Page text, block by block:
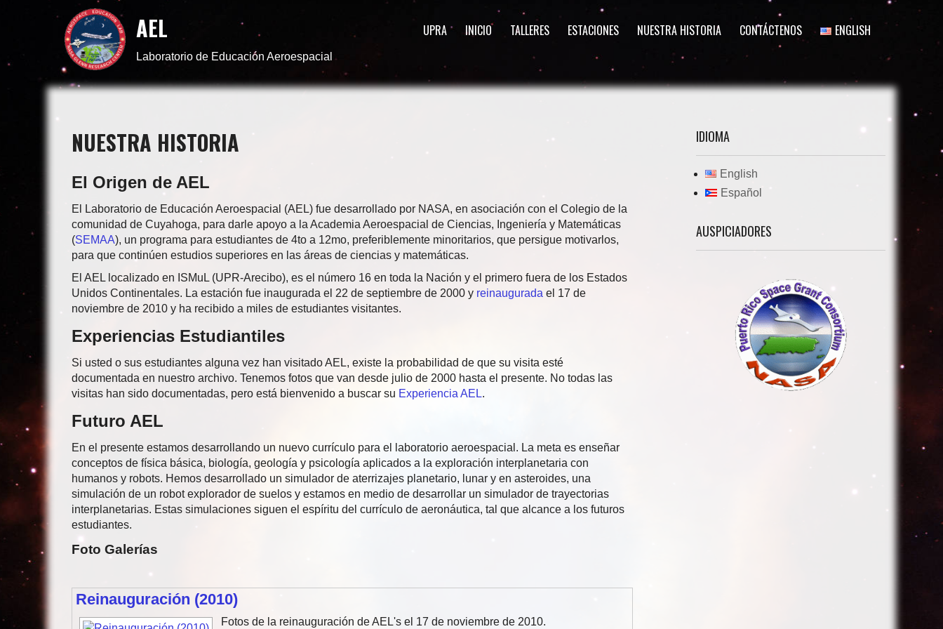
AEL
Laboratorio de Educación Aeroespacial
UPRA INICIO TALLERES ESTACIONES NUESTRA HISTORIA CONTÁCTENOS ENGLISH
NUESTRA HISTORIA
El Origen de AEL
El Laboratorio de Educación Aeroespacial (AEL) fue desarrollado por NASA, en asociación con el Colegio de la
comunidad de Cuyahoga, para darle apoyo a la Academia Aeroespacial de Ciencias, Ingeniería y Matemáticas
(SEMAA), un programa para estudiantes de 4to a 12mo, preferiblemente minoritarios, que persigue motivarlos,
para que continúen estudios superiores en las áreas de ciencias y matemáticas.
El AEL localizado en ISMuL (UPR-Arecibo), es el número 16 en toda la Nación y el primero fuera de los Estados
Unidos Continentales. La estación fue inaugurada el 22 de septiembre de 2000 y reinaugurada el 17 de
noviembre de 2010 y ha recibido a miles de estudiantes visitantes.
Experiencias Estudiantiles
Si usted o sus estudiantes alguna vez han visitado AEL, existe la probabilidad de que su visita esté
documentada en nuestro archivo. Tenemos fotos que van desde julio de 2000 hasta el presente. No todas las
visitas han sido documentadas, pero está bienvenido a buscar su Experiencia AEL.
Futuro AEL
En el presente estamos desarrollando un nuevo currículo para el laboratorio aeroespacial. La meta es enseñar
conceptos de física básica, biología, geología y psicología aplicados a la exploración interplanetaria con
humanos y robots. Hemos desarrollado un simulador de aterrizajes planetario, lunar y en asteroides, una
simulación de un robot explorador de suelos y estamos en medio de desarrollar un simulador de trayectorias
interplanetarias. Estas simulaciones siguen el espíritu del currículo de aeronáutica, tal que alcance a los futuros
estudiantes.
Foto Galerías
Reinauguración (2010)
Fotos de la reinauguración de AEL's el 17 de noviembre de 2010.
IDIOMA
English
Español
AUSPICIADORES